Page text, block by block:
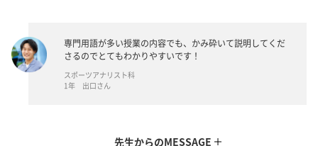
専門用語が多い授業の内容でも、かみ砕いて説明してくだ
さるのでとてもわかりやすいです！
スポーツアナリスト科
1年 出口さん
先生からのMESSAGE